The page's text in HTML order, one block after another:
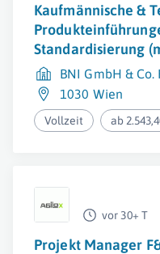
Kaufmännische &
Standardisierung
BNI GmbH & Co.
1030 Wien
Vollzeit ab
vor 30+ T
Projekt Manager